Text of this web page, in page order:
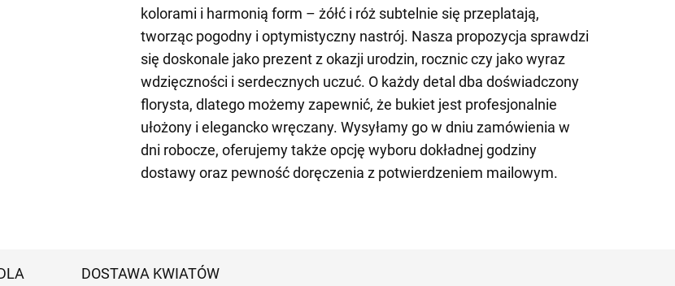
kolorami i harmonią form – żółć i róż subtelnie się przeplatają,
tworząc pogodny i optymistyczny nastrój. Nasza propozycja sprawdzi
się doskonale jako prezent z okazji urodzin, rocznic czy jako wyraz
wdzięczności i serdecznych uczuć. O każdy detal dba doświadczony
florysta, dlatego możemy zapewnić, że bukiet jest profesjonalnie
ułożony i elegancko wręczany. Wysyłamy go w dniu zamówienia w
dni robocze, oferujemy także opcję wyboru dokładnej godziny
dostawy oraz pewność doręczenia z potwierdzeniem mailowym.
DOSTAWA KWIATÓW